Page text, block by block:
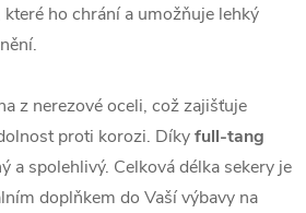
ho chrání a umožňuje lehký
z nerezové oceli, což zajišťuje
proti korozi. Díkyfull-tang
a spolehlivý. Celková délka sekery je
doplňkem do Vaší výbavy na